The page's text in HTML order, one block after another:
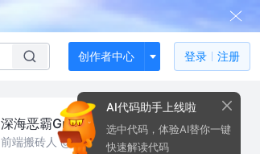
创作者中心 登录 注册
深海恶霸Grace
前端搬砖人 @苏州康养集团
AI代码助手上线啦
选中代码，体验AI替你一键
快速解读代码